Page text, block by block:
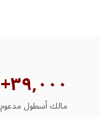
٣٩,٠٠٠+
مالك أسطول مدعوم